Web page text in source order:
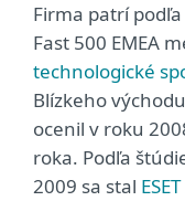
Firma patrí
Fast 500 EMEA
technologické
Blízkeho
ocenil v roku
roka. Podľa
2009 sa stal